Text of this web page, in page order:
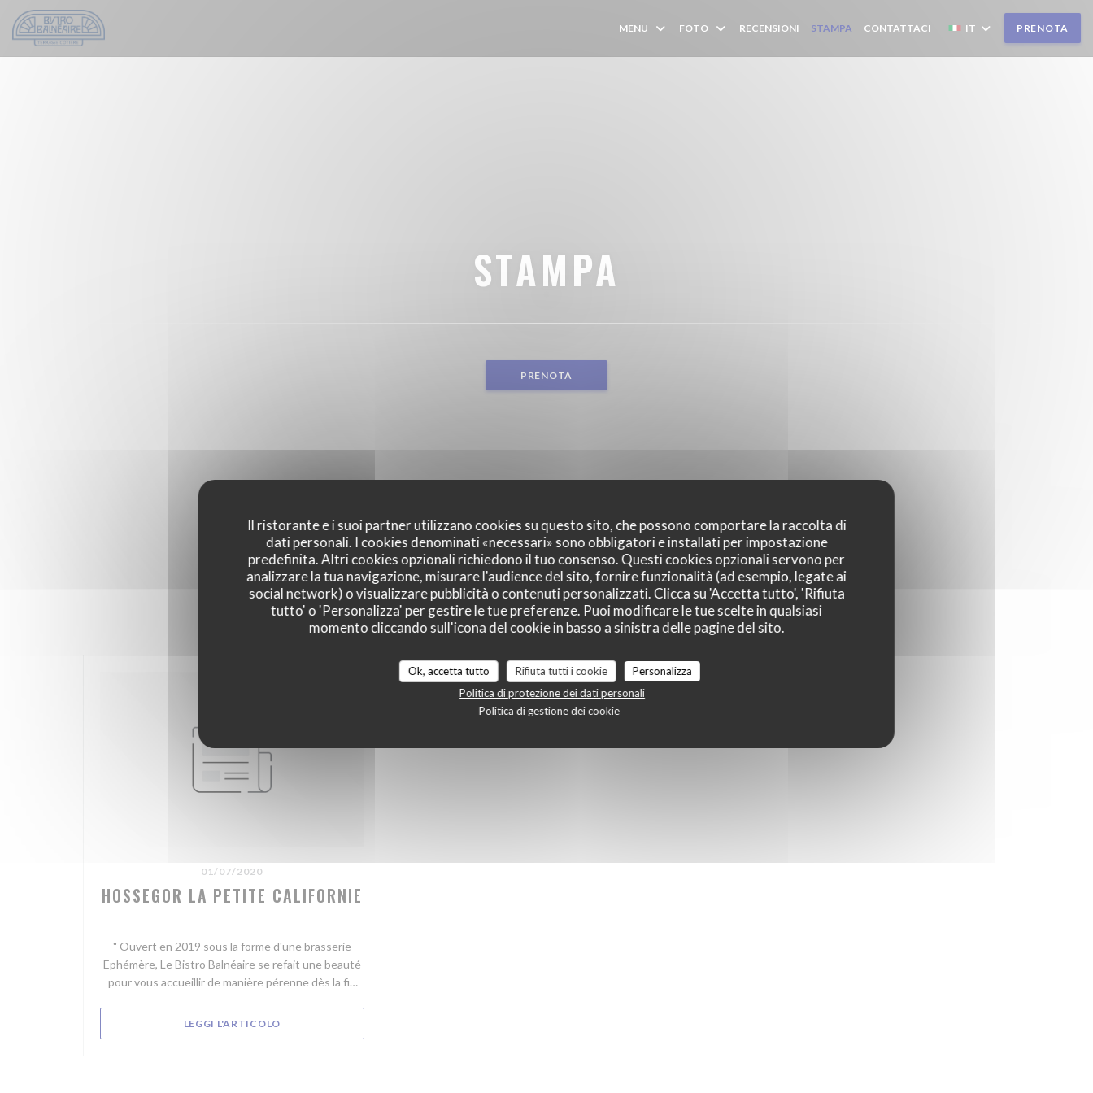
Personalizzazione delle tue scelte sui cookie
Il ristorante e i suoi partner utilizzano cookies su questo sito, che possono comportare la raccolta di
dati personali. I cookies denominati «necessari» sono obbligatori e installati per impostazione
predefinita. Altri cookies opzionali richiedono il tuo consenso. Questi cookies opzionali servono per
analizzare la tua navigazione, misurare l'audience del sito, fornire funzionalità (ad esempio, legate ai
social network) o visualizzare pubblicità o contenuti personalizzati. Clicca su 'Accetta tutto', 'Rifiuta
tutto' o 'Personalizza' per gestire le tue preferenze. Puoi modificare le tue scelte in qualsiasi
momento cliccando sull'icona del cookie in basso a sinistra delle pagine del sito.
Ok, accetta tutto Rifiuta tutti i cookie
Personalizza
Politica di protezione dei dati personali
Politica di gestione dei cookie
MENU FOTO RECENSIONI STAMPA CONTATTACI IT PRENOTA
STAMPA
PRENOTA
01/07/2020
HOSSEGOR LA PETITE CALIFORNIE
" Ouvert en 2019 sous la forme d'une brasserie
Ephémère, Le Bistro Balnéaire se refait une beauté
pour vous accueillir de manière pérenne dès la fin
Basco Landaise, disposera d'une salle à l'étage et
d'une terrasse avec une vue panoramique sur le lac.
LEGGI L'ARTICOLO